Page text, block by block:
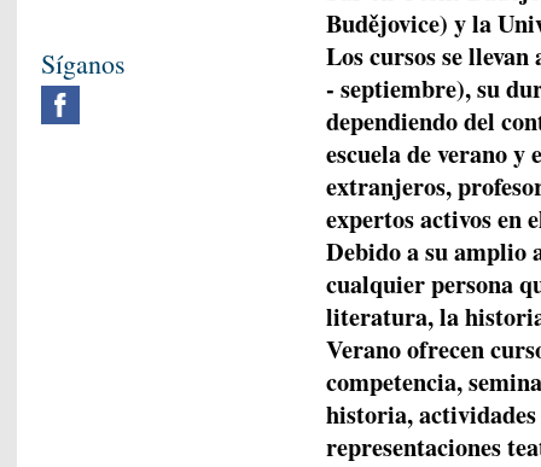
Budějovice) y la
Los cursos se
- septiembre), su
dependiendo del
escuela de verano y
extranjeros,
expertos activos en
Debido a su amplio
cualquier persona
literatura, la
Verano ofrecen
competencia,
historia,
representaciones
Síganos